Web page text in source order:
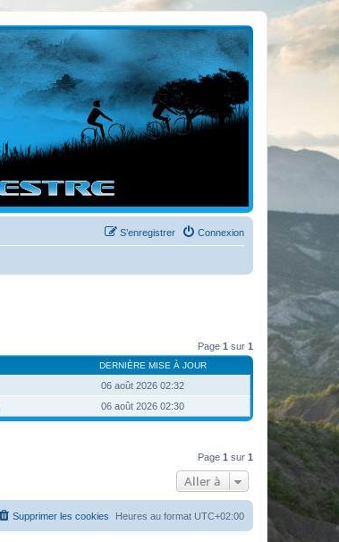
Connexion
S’enregistrer
Page 1 sur 1
DERNIÈRE MISE À JOUR
06 août 2026 02:32
06 août 2026 02:30
Page 1 sur 1
Aller à
Heures au format UTC+02:00
Supprimer les cookies